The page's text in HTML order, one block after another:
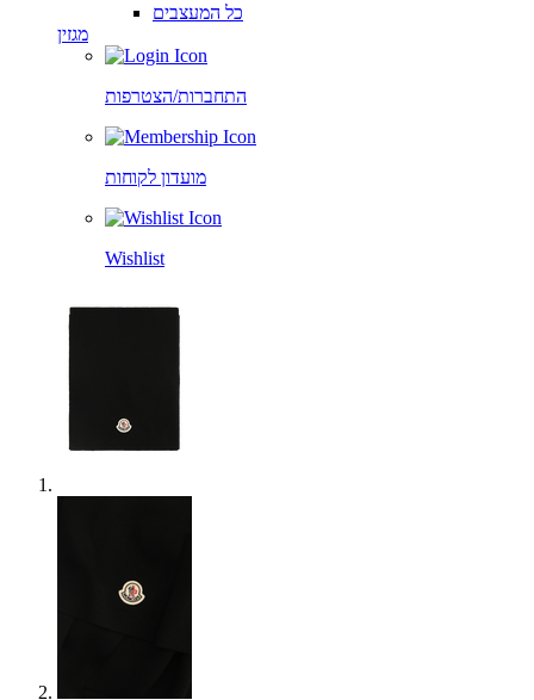
כל המעצבים
מגזין
התחברות/הצטרפות
מועדון לקוחות
Wishlist